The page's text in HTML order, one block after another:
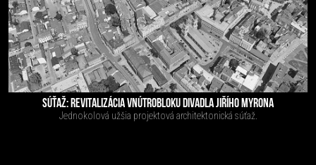
SÚŤAŽ: REVITALIZÁCIA VNÚTROBLOKU DIVADLA JIŘÍHO MYRONA
Jednokolová užšia projektová architektonická súťaž.